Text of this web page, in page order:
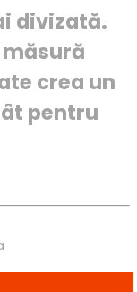
divizată.
crea un
pentru